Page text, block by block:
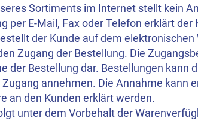
Sortiments im Internet stellt kein
per E-Mail, Fax oder Telefon erklärt
der Kunde auf dem
Zugang der Bestellung. Die
der Bestellung dar. Bestellungen kann
annehmen. Die Annahme kann
an den Kunden erklärt werden.
unter dem Vorbehalt der